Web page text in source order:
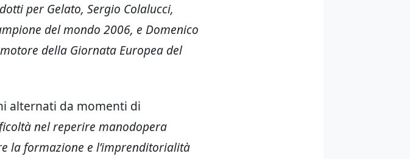
per Gelato, Sergio Colalucci,
del mondo 2006, e Domenico
della Giornata Europea del
alternati da momenti di
nel reperire manodopera
la formazione e l’imprenditorialità